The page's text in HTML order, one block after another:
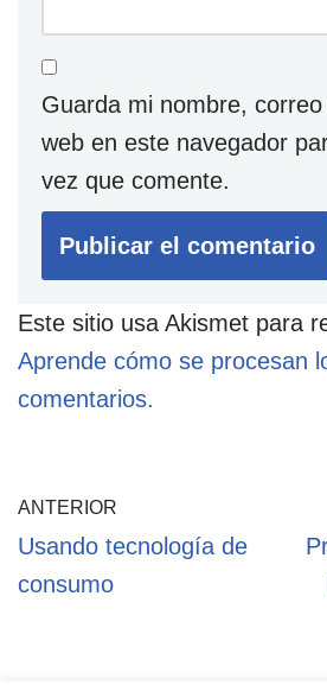
Guarda mi nombre,
web en este navegador
vez que comente.
Este sitio usa Akismet para
Aprende cómo se procesan
comentarios.
ANTERIOR
Usando tecnología de
consumo